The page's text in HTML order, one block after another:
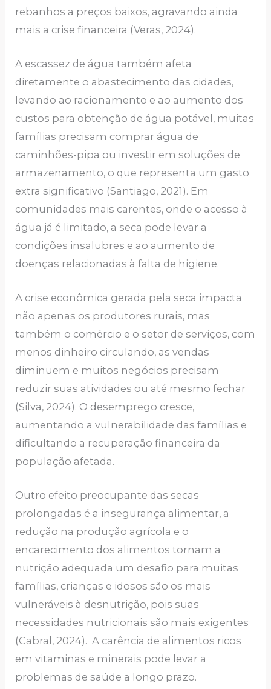
rebanhos a preços baixos, agravando ainda
mais a crise financeira (Veras, 2024).
A escassez de água também afeta
diretamente o abastecimento das cidades,
levando ao racionamento e ao aumento dos
custos para obtenção de água potável, muitas
famílias precisam comprar água de
caminhões-pipa ou investir em soluções de
armazenamento, o que representa um gasto
extra significativo (Santiago, 2021). Em
comunidades mais carentes, onde o acesso à
água já é limitado, a seca pode levar a
condições insalubres e ao aumento de
doenças relacionadas à falta de higiene.
A crise econômica gerada pela seca impacta
não apenas os produtores rurais, mas
também o comércio e o setor de serviços, com
menos dinheiro circulando, as vendas
diminuem e muitos negócios precisam
reduzir suas atividades ou até mesmo fechar
(Silva, 2024). O desemprego cresce,
aumentando a vulnerabilidade das famílias e
dificultando a recuperação financeira da
população afetada.
Outro efeito preocupante das secas
prolongadas é a insegurança alimentar, a
redução na produção agrícola e o
encarecimento dos alimentos tornam a
nutrição adequada um desafio para muitas
famílias, crianças e idosos são os mais
vulneráveis à desnutrição, pois suas
necessidades nutricionais são mais exigentes
(Cabral, 2024). A carência de alimentos ricos
em vitaminas e minerais pode levar a
problemas de saúde a longo prazo.